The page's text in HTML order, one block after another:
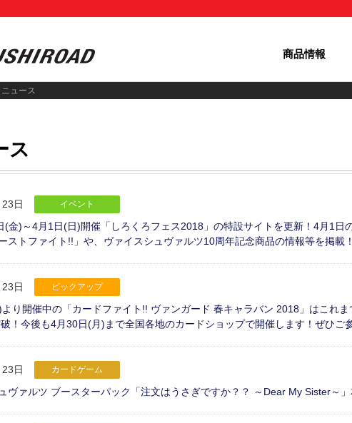
商品情報
ニュース
ス
日 イベント
(金)～4月1日(日)開催「しろくろフェス2018」の特設サイトを更新！4月1日
ストファイト!!」や、ヴァイスシュヴァルツ10周年記念商品の情報等を掲載
日 ピックアップ
り開催中の「カードファイト!! ヴァンガード 春キャラバン 2018」はこれ
！今後も4月30日(月)まで全国各地のカードショップで開催します！ぜひご
日 カードゲーム
ヴァルツ ブースターパック「注文はうさぎですか？？ ～Dear My Sister～」